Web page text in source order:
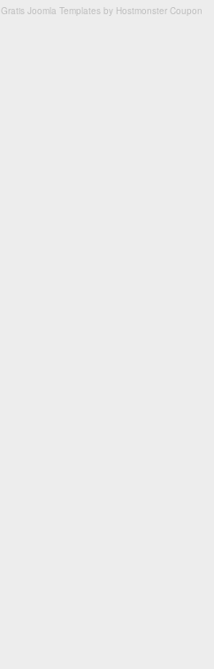
Gratis Joomla Templatesby Hostmonster Coupon